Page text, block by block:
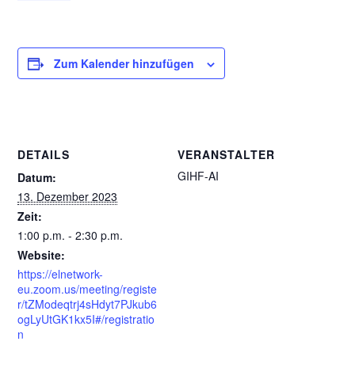
Zum Kalender hinzufügen
DETAILS
Datum:
13. Dezember 2023
Zeit:
1:00 p.m. - 2:30 p.m.
Website:
https://elnetwork-
eu.zoom.us/meeting/registe
r/tZModeqtrj4sHdyt7PJkub6
ogLyUtGK1kx5I#/registratio
n
VERANSTALTER
GIHF-AI